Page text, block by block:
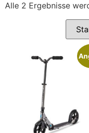
Alle 2 Ergebnisse